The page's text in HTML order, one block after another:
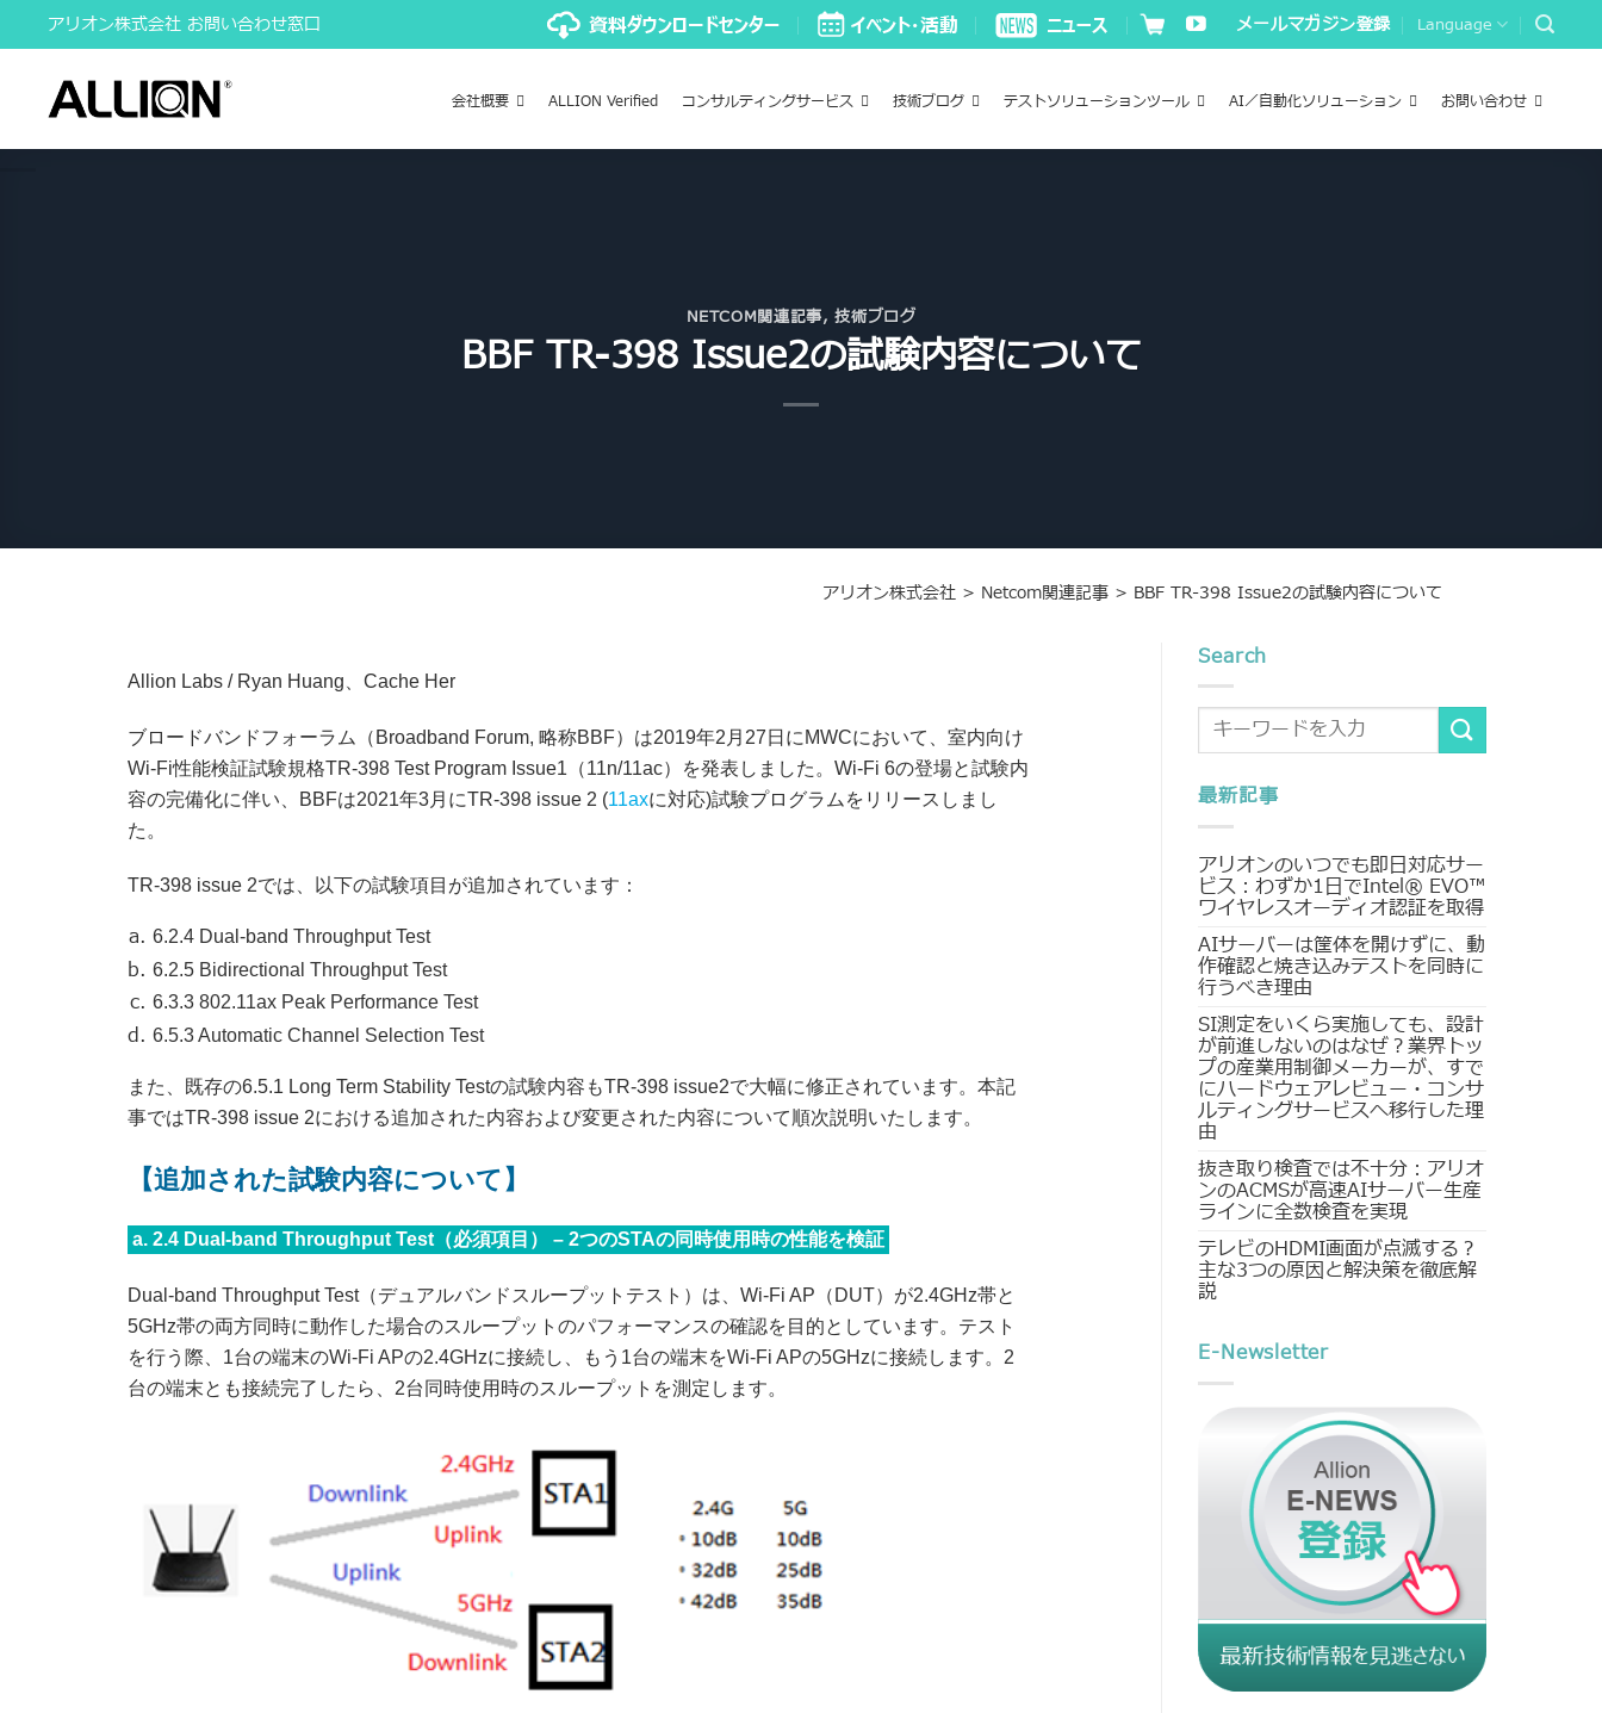
to
content
アリオン株式会社 お問い合わせ窓口 メールマガジン登録 Language
会社概要 ALLION Verified コンサルティングサービス 技術ブログ テストソリューションツール AI／自動化ソリューション お問い合わせ
NETCOM関連記事,技術ブログ
BBF TR-398 Issue2の試験内容について
アリオン株式会社> Netcom関連記事> BBF TR-398 Issue2の試験内容について
Allion Labs / Ryan Huang、Cache Her
ブロードバンドフォーラム（Broadband Forum, 略称BBF）は2019年2月27日にMWCにおいて、室内向け
Wi-Fi性能検証試験規格TR-398 Test Program Issue1（11n/11ac）を発表しました。Wi-Fi 6の登場と試験内
容の完備化に伴い、BBFは2021年3月にTR-398 issue 2 (11axに対応)試験プログラムをリリースしまし
た。
TR-398 issue 2では、以下の試験項目が追加されています：
6.2.4 Dual-band Throughput Test
6.2.5 Bidirectional Throughput Test
6.3.3 802.11ax Peak Performance Test
6.5.3 Automatic Channel Selection Test
また、既存の6.5.1 Long Term Stability Testの試験内容もTR-398 issue2で大幅に修正されています。本記
事ではTR-398 issue 2における追加された内容および変更された内容について順次説明いたします。
【追加された試験内容について】
a. 2.4 Dual-band Throughput Test（必須項目） – 2つのSTAの同時使用時の性能を検証
Dual-band Throughput Test（デュアルバンドスループットテスト）は、Wi-Fi AP（DUT）が2.4GHz帯と
5GHz帯の両方同時に動作した場合のスループットのパフォーマンスの確認を目的としています。テスト
を行う際、1台の端末のWi-Fi APの2.4GHzに接続し、もう1台の端末をWi-Fi APの5GHzに接続します。2
台の端末とも接続完了したら、2台同時使用時のスループットを測定します。
Search
最新記事
アリオンのいつでも即日対応サー
ビス：わずか1日でIntel® EVO™
ワイヤレスオーディオ認証を取得
AIサーバーは筐体を開けずに、動
作確認と焼き込みテストを同時に
行うべき理由
SI測定をいくら実施しても、設計
が前進しないのはなぜ？業界トッ
プの産業用制御メーカーが、すで
にハードウェアレビュー・コンサ
ルティングサービスへ移行した理
由
抜き取り検査では不十分：アリオ
ンのACMSが高速AIサーバー生産
ラインに全数検査を実現
テレビのHDMI画面が点滅する？
主な3つの原因と解決策を徹底解
説
E-Newsletter